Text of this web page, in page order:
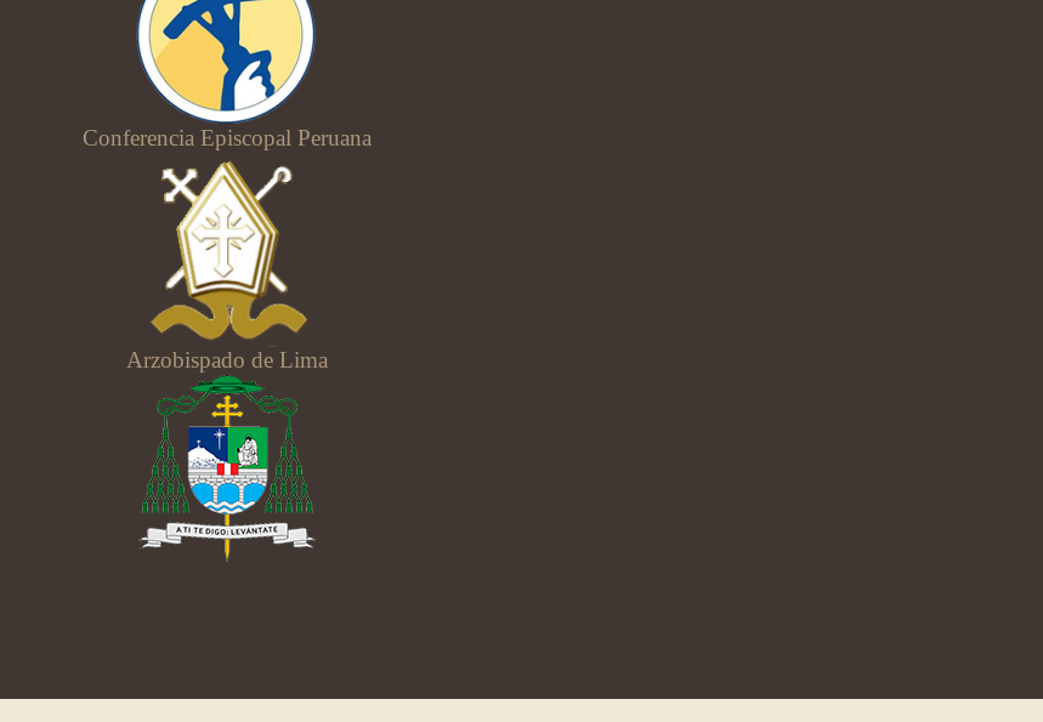
Conferencia Episcopal Peruana
Arzobispado de Lima